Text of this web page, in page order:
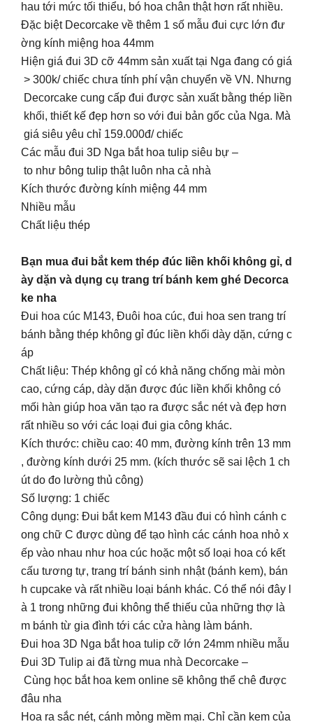
hau tới mức tối thiểu, bó hoa chân thật hơn rất nhiều.
Đặc biệt Decorcake về thêm 1 số mẫu đui cực lớn đư
ờng kính miệng hoa 44mm
Hiện giá đui 3D cỡ 44mm sản xuất tại Nga đang có giá
> 300k/ chiếc chưa tính phí vận chuyển về VN. Nhưng
Decorcake cung cấp đui được sản xuất bằng thép liền
khối, thiết kế đẹp hơn so với đui bản gốc của Nga. Mà
giá siêu yêu chỉ 159.000đ/ chiếc
Các mẫu đui 3D Nga bắt hoa tulip siêu bự –
to như bông tulip thật luôn nha cả nhà
Kích thước đường kính miệng 44 mm
Nhiều mẫu
Chất liệu thép
Bạn mua đui bắt kem thép đúc liền khối không gỉ, d
ày dặn và dụng cụ trang trí bánh kem ghé Decorca
ke nha
Đui hoa cúc M143, Đuôi hoa cúc, đui hoa sen trang trí
bánh bằng thép không gỉ đúc liền khối dày dặn, cứng c
áp
Chất liệu: Thép không gỉ có khả năng chống mài mòn
cao, cứng cáp, dày dặn được đúc liền khối không có
mối hàn giúp hoa văn tạo ra được sắc nét và đẹp hơn
rất nhiều so với các loại đui gia công khác.
Kích thước: chiều cao: 40 mm, đường kính trên 13 mm
, đường kính dưới 25 mm. (kích thước sẽ sai lệch 1 ch
út do đo lường thủ công)
Số lượng: 1 chiếc
Công dụng: Đui bắt kem M143 đầu đui có hình cánh c
ong chữ C được dùng để tạo hình các cánh hoa nhỏ x
ếp vào nhau như hoa cúc hoặc một số loại hoa có kết
cấu tương tự, trang trí bánh sinh nhật (bánh kem), bán
h cupcake và rất nhiều loại bánh khác. Có thể nói đây l
à 1 trong những đui không thể thiếu của những thợ là
m bánh từ gia đình tới các cửa hàng làm bánh.
Đui hoa 3D Nga bắt hoa tulip cỡ lớn 24mm nhiều mẫu
Đui 3D Tulip ai đã từng mua nhà Decorcake –
Cùng học bắt hoa kem online sẽ không thể chê được
đâu nha
Hoa ra sắc nét, cánh mỏng mềm mại. Chỉ cần kem của